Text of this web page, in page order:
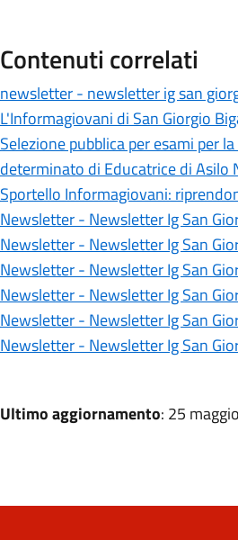
Contenuti correlati
newsletter - newsletter ig san
L'Informagiovani di San Giorgio
Selezione pubblica per esami per
determinato di Educatrice di Asilo
Sportello Informagiovani:
Newsletter - Newsletter Ig San
Newsletter - Newsletter Ig San
Newsletter - Newsletter Ig San
Newsletter - Newsletter Ig San
Newsletter - Newsletter Ig San
Newsletter - Newsletter Ig San
Ultimo aggiornamento: 25